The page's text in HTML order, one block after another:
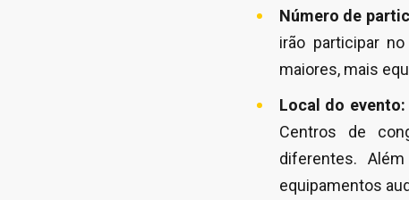
Número de
irão participar
maiores, mais
Local do evento:
Centros de
diferentes.
equipamentos